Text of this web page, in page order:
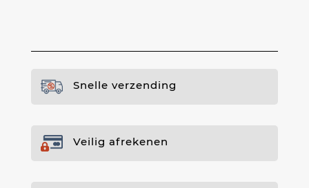
Snelle verzending
Veilig afrekenen